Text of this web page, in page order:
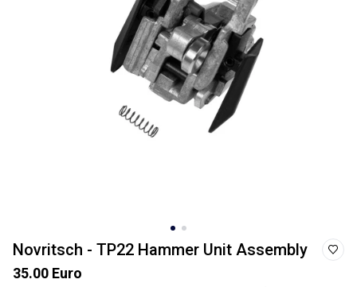
Novritsch - TP22 Hammer Unit Assembly
35.00 Euro